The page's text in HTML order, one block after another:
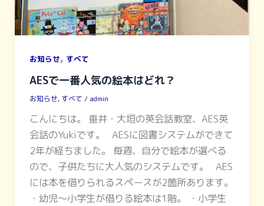
お知らせ, すべて
AESで一番人気の絵本はどれ？
お知らせ, すべて / admin
こんにちは。 垂井・大垣の英会話教室、AES英
会話のYukiです。 AESに図書システムができて
2年が経ちました。 毎週、自分で絵本が選べる
ので、子供たちに大人気のシステムです。 AES
には本を借りられるスペースが2箇所あります。
・幼児〜小学生が借りる絵本は1階。 ・小学生